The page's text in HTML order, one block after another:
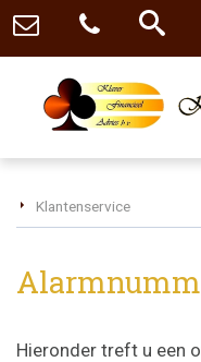
Klantenservice
Hieronder treft u een